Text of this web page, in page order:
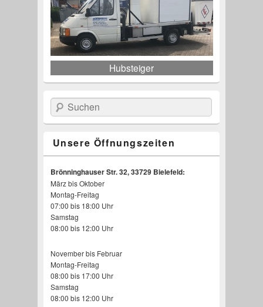
Hubsteiger
Planenauflieger
Minimuldenfahrzeug
Staplertransporte
Überkopflader
Kastenwagen
Saug und Spülwagen
Walking-Floor-Auflieger
Suchen
Unsere Öffnungszeiten
Brönninghauser Str. 32, 33729 Bielefeld:
März bis Oktober
Montag-Freitag
07:00 bis 18:00 Uhr
Samstag
08:00 bis 12:00 Uhr
November bis Februar
Montag-Freitag
08:00 bis 17:00 Uhr
Samstag
08:00 bis 12:00 Uhr